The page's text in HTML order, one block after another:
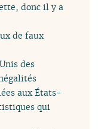
donc il y a
de faux
des
aux États-
qui